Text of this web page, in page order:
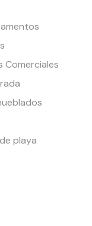
Comerciales
playa